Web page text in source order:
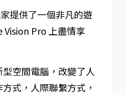
提供了一個非凡的遊
Pro 上盡情享
空間電腦，改變了人
式，人際聯繫方式，